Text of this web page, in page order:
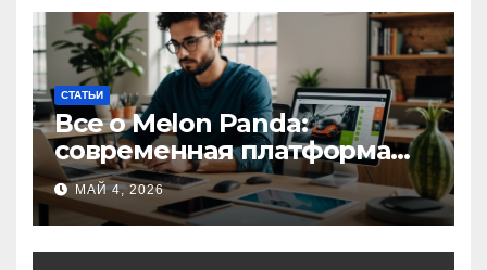
СТАТЬИ
Все о Melon Panda:
современная платформа
для творческих
профессионалов и
любителей
МАЙ 4, 2026